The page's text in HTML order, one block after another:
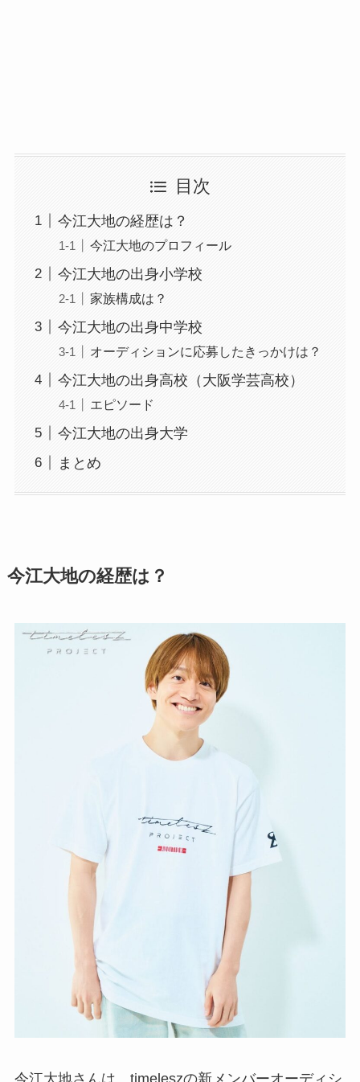
目次
今江大地の経歴は？
今江大地のプロフィール
今江大地の出身小学校
家族構成は？
今江大地の出身中学校
オーディションに応募したきっかけは？
今江大地の出身高校（大阪学芸高校）
エピソード
今江大地の出身大学
まとめ
今江大地の経歴は？